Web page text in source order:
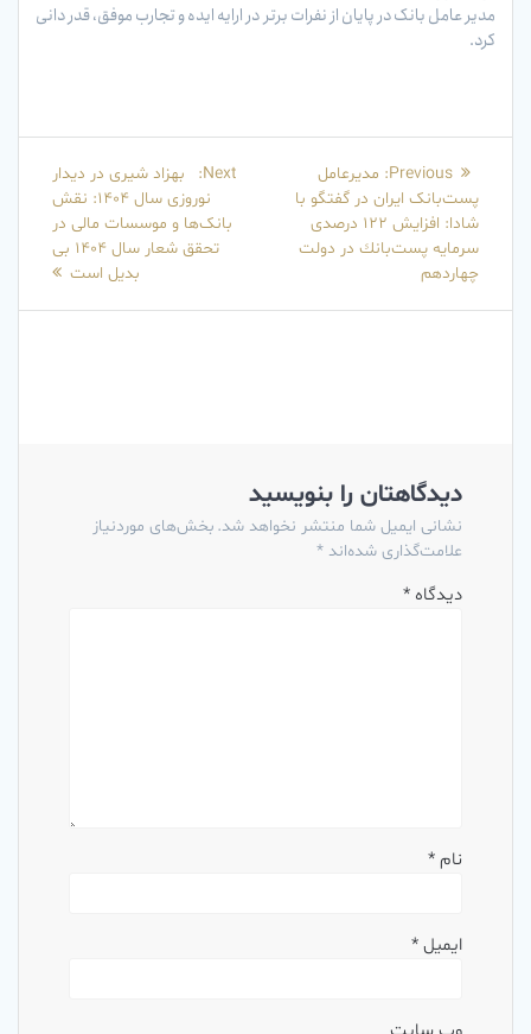
مدیر عامل بانک در پایان از نفرات برتر در ارایه ایده و تجارب موفق، قدر دانی
کرد.
راهبری
نوشته
Previous:
Previous
post:
مدیرعامل
پست‌بانک ایران در گفتگو با
شادا: افزایش 122 درصدی
سرمایه پست‌بانك در دولت
چهاردهم
Next:
Next
post:
بهزاد شیری در دیدار
نوروزی سال 1404: نقش
بانک‌ها و موسسات مالی در
تحقق شعار سال 1404 بی
بدیل است
دیدگاهتان را بنویسید
نشانی ایمیل شما منتشر نخواهد شد. بخش‌های موردنیاز
علامت‌گذاری شده‌اند *
دیدگاه *
نام*
ایمیل*